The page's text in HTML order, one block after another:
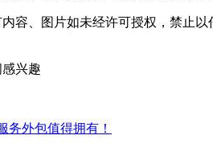
容、图片如未经许可授权，禁止
兴趣
务外包值得拥有！